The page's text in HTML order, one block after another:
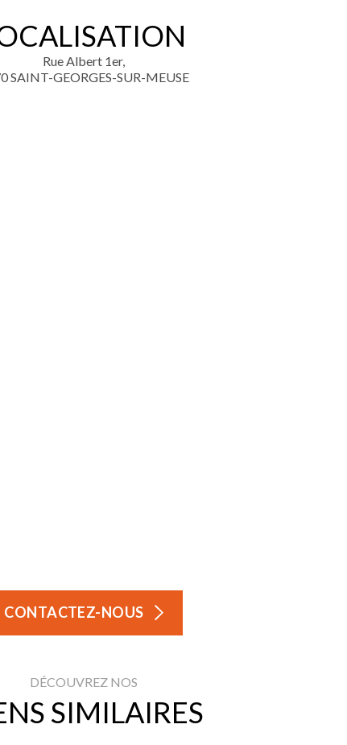
Rue Albert 1er,
SAINT-GEORGES-SUR-MEUSE
CONTACTEZ-NOUS
DÉCOUVREZ NOS
SIMILAIRES